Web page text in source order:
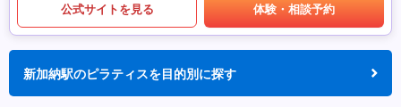
公式サイトを見る 体験・相談予約
新加納駅のピラティスを目的別に探す